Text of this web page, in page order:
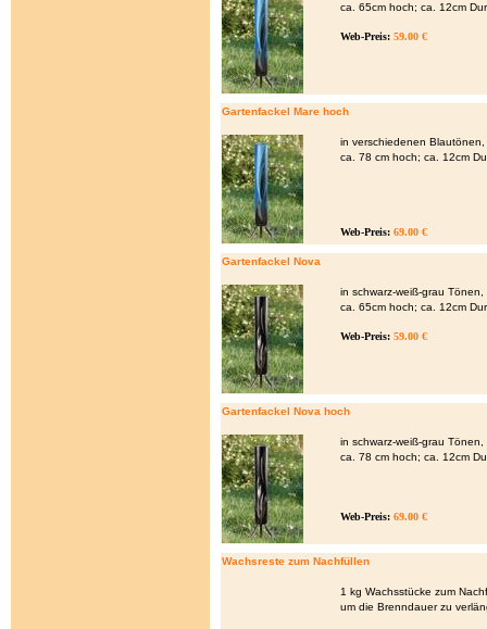
ca. 65cm hoch; ca. 12cm
Web-Preis: 59.00 €
Gartenfackel Mare hoch
in verschiedenen
ca. 78 cm hoch; ca. 12cm
Web-Preis: 69.00 €
Gartenfackel Nova
in schwarz-weiß-grau
ca. 65cm hoch; ca. 12cm
Web-Preis: 59.00 €
Gartenfackel Nova hoch
in schwarz-weiß-grau
ca. 78 cm hoch; ca. 12cm
Web-Preis: 69.00 €
Wachsreste zum Nachfüllen
1 kg Wachsstücke zum
um die Brenndauer zu